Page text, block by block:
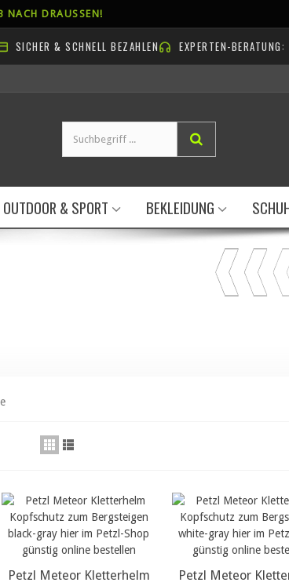
NACH DRAUSSEN!
SICHER & SCHNELL BEZAHLEN EXPERTEN-
OUTDOOR & SPORT BEKLEIDUNG
mehr Details...
Petzl Meteor Kletterhelm
mehr Details...
Petzl Meteor